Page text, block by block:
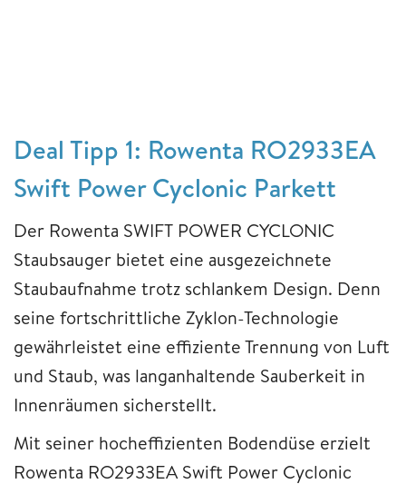
Deal Tipp 1: Rowenta RO2933EA
Swift Power Cyclonic Parkett
Der Rowenta SWIFT POWER CYCLONIC
Staubsauger bietet eine ausgezeichnete
Staubaufnahme trotz schlankem Design. Denn
seine fortschrittliche Zyklon-Technologie
gewährleistet eine effiziente Trennung von Luft
und Staub, was langanhaltende Sauberkeit in
Innenräumen sicherstellt.
Mit seiner hocheffizienten Bodendüse erzielt
Rowenta RO2933EA Swift Power Cyclonic